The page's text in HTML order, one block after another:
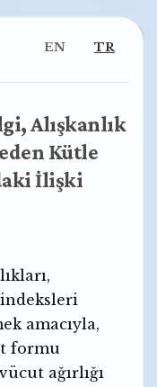
EN TR
Alışkanlık
Kütle
İlişki
indeksleri
amacıyla,
formu
ağırlığı